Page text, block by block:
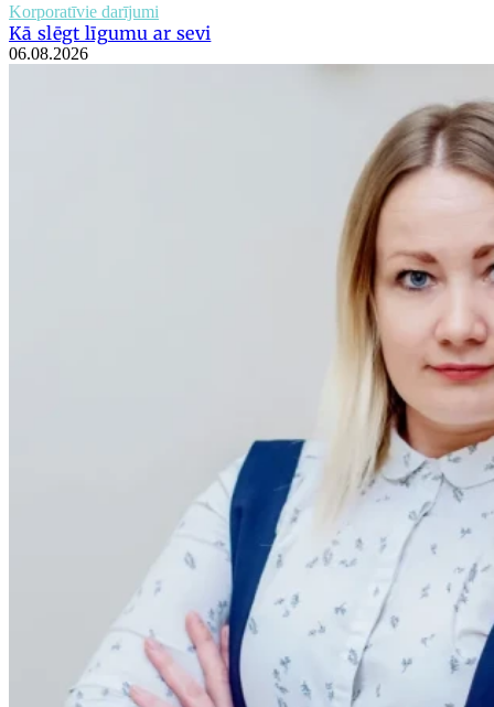
Korporatīvie darījumi
Kā slēgt līgumu ar sevi
06.08.2026